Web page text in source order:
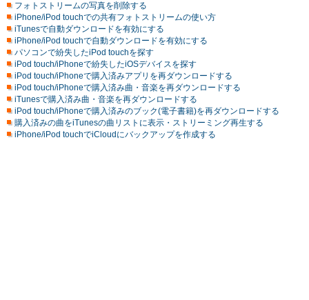
フォトストリームの写真を削除する
iPhone/iPod touchでの共有フォトストリームの使い方
iTunesで自動ダウンロードを有効にする
iPhone/iPod touchで自動ダウンロードを有効にする
パソコンで紛失したiPod touchを探す
iPod touch/iPhoneで紛失したiOSデバイスを探す
iPod touch/iPhoneで購入済みアプリを再ダウンロードする
iPod touch/iPhoneで購入済み曲・音楽を再ダウンロードする
iTunesで購入済み曲・音楽を再ダウンロードする
iPod touch/iPhoneで購入済みのブック(電子書籍)を再ダウンロードする
購入済みの曲をiTunesの曲リストに表示・ストリーミング再生する
iPhone/iPod touchでiCloudにバックアップを作成する